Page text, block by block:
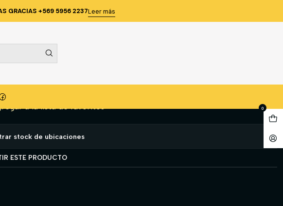
0
GRACIAS +569 5956 2237Leer más
NAZCA XR06 CAFE TALLA 44
NAZCA XR06 CAFE TALLA 44
a la lista de favoritos
stock de ubicaciones
ESTE PRODUCTO